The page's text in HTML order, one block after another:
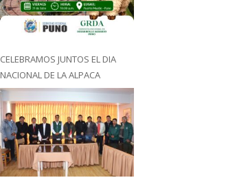
CELEBRAMOS JUNTOS EL DIA
NACIONAL DE LA ALPACA